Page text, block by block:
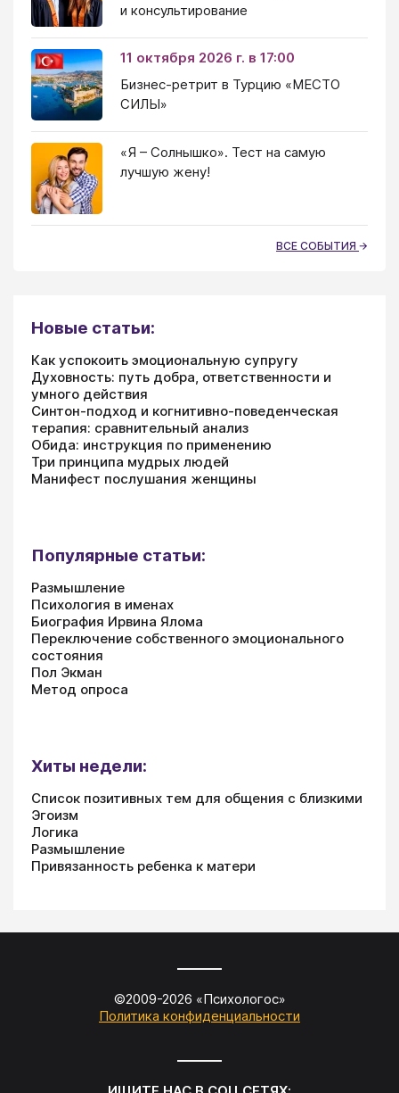
и консультирование
11 октября 2026 г. в 17:00
Бизнес-ретрит в Турцию «МЕСТО
СИЛЫ»
«Я – Солнышко». Тест на самую
лучшую жену!
ВСЕ СОБЫТИЯ
Новые статьи:
Как успокоить эмоциональную супругу
Духовность: путь добра, ответственности и
умного действия
Синтон-подход и когнитивно-поведенческая
терапия: сравнительный анализ
Обида: инструкция по применению
Три принципа мудрых людей
Манифест послушания женщины
Популярные статьи:
Размышление
Психология в именах
Биография Ирвина Ялома
Переключение собственного эмоционального
состояния
Пол Экман
Метод опроса
Хиты недели:
Список позитивных тем для общения с близкими
Эгоизм
Логика
Размышление
Привязанность ребенка к матери
©2009-2026 «Психологос»
Политика конфиденциальности